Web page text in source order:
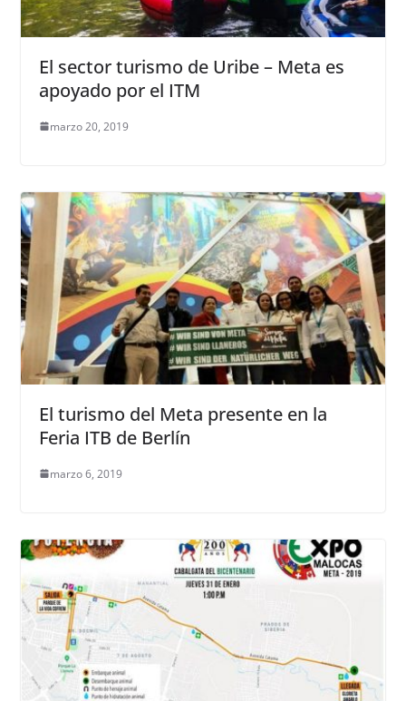
El sector turismo de Uribe – Meta es
apoyado por el ITM
marzo 20, 2019
El turismo del Meta presente en la
Feria ITB de Berlín
marzo 6, 2019